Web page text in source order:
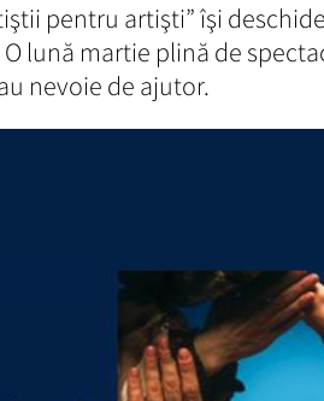
pentru artişti” îşi
lună martie plină de
nevoie de ajutor.